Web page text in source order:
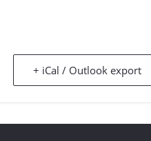
+ iCal / Outlook export